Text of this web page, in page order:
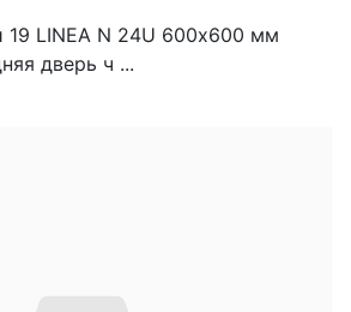
19 LINEA N 24U 600х600 мм
дверь ч ...